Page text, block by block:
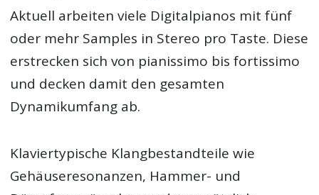
Aktuell arbeiten viele Digitalpianos mit fünf
oder mehr Samples in Stereo pro Taste. Diese
erstrecken sich von pianissimo bis fortissimo
und decken damit den gesamten
Dynamikumfang ab.
Klaviertypische Klangbestandteile wie
Gehäuseresonanzen, Hammer- und